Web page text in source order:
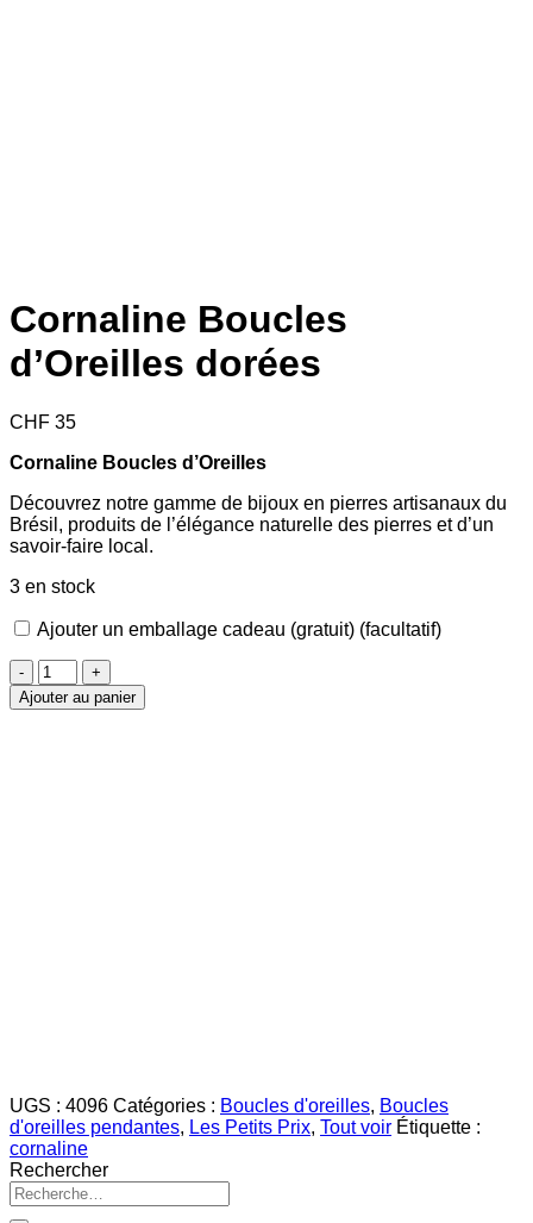
Cornaline Boucles
d’Oreilles dorées
CHF 35
Cornaline Boucles d’Oreilles
Découvrez notre gamme de bijoux en pierres artisanaux du
Brésil, produits de l’élégance naturelle des pierres et d’un
savoir-faire local.
3 en stock
Ajouter un emballage cadeau (gratuit) (facultatif)
quantité
de
Cornaline
Ajouter au panier
UGS : 4096 Catégories : Boucles d'oreilles, Boucles
d'oreilles pendantes, Les Petits Prix, Tout voir Étiquette :
cornaline
Rechercher
Recherche
pour :